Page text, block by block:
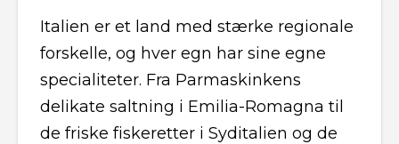
Italien er et land med stærke regionale
forskelle, og hver egn har sine egne
specialiteter. Fra Parmaskinkens
delikate saltning i Emilia-Romagna til
de friske fiskeretter i Syditalien og de